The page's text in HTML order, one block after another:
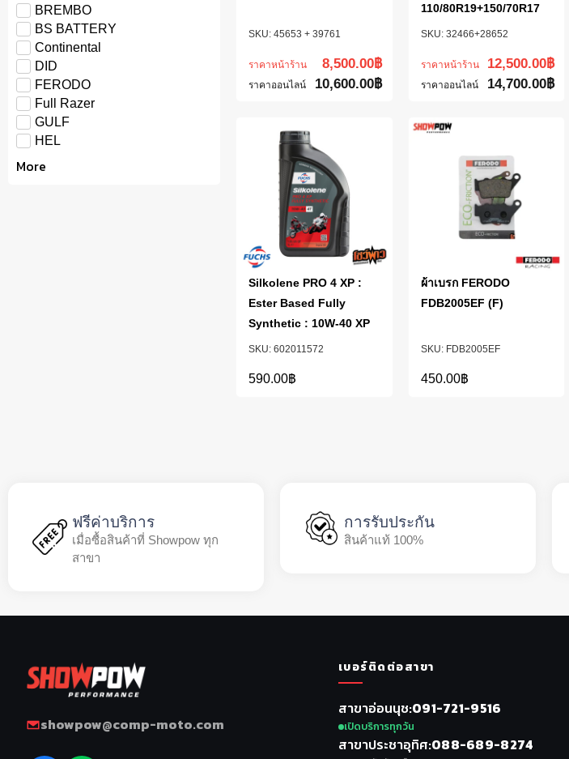
BREMBO
BS BATTERY
Continental
DID
FERODO
Full Razer
GULF
HEL
More
45653 + 39761
ราคาหน้าร้าน 8,500.00฿
ราคาออนไลน์ 10,600.00฿
32466+28652
110/80R19+150/70R17
ราคาหน้าร้าน 12,500.00฿
ราคาออนไลน์ 14,700.00฿
602011572
Silkolene PRO 4 XP :
Ester Based Fully
Synthetic : 10W-40 XP
590.00฿
FDB2005EF
ผ้าเบรก FERODO
FDB2005EF (F)
450.00฿
ฟรีค่าบริการ
เมื่อซื้อสินค้าที่ Showpow ทุก
สาขา
การรับประกัน
สินค้าแท้ 100%
showpow@comp-moto.com
เบอร์ติดต่อสาขา
สาขาอ่อนนุช 091-721-9516
เปิดบริการทุกวัน
สาขาประชาอุทิศ 088-689-8274